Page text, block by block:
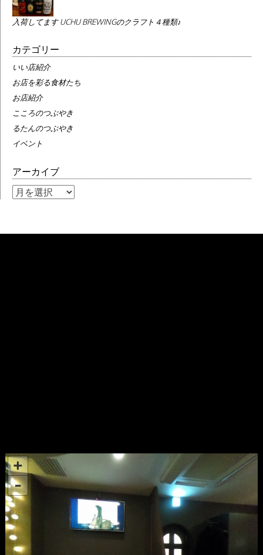
入荷してます UCHU BREWINGのクラフト４種類♪
カテゴリー
いい店紹介
お店を彩る食材たち
お店紹介
こころのつぶやき
るたんのつぶやき
イベント
アーカイブ
ア
イ